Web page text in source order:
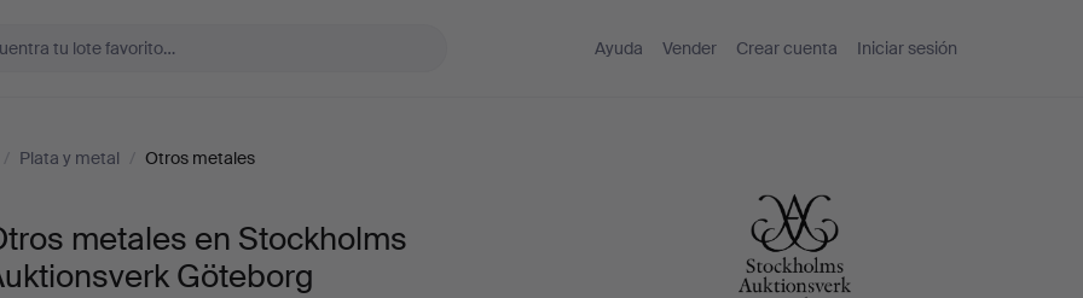
Ayuda Vender Crear cuenta Iniciar sesión
/ Plata y metal / Otros metales
metales en Stockholms
Göteborg